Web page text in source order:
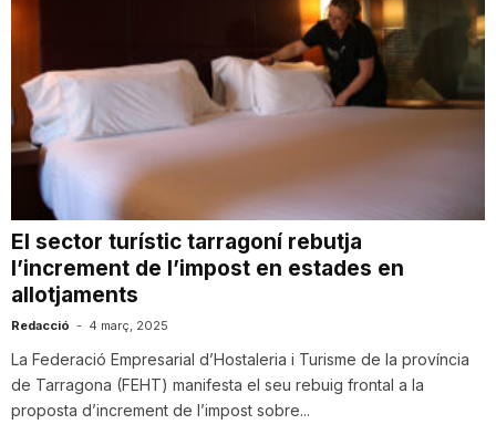
C
i
u
t
a
El sector turístic tarragoní rebutja
l’increment de l’impost en estades en
allotjaments
Redacció - 4 març, 2025
La Federació Empresarial d’Hostaleria i Turisme de la província
de Tarragona (FEHT) manifesta el seu rebuig frontal a la
proposta d’increment de l’impost sobre...